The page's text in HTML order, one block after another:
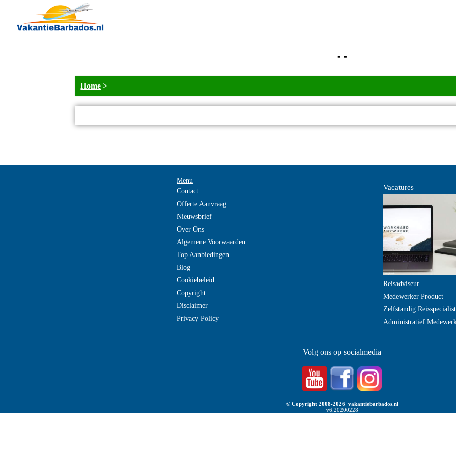
- -
Home >
Menu
Contact
Offerte Aanvraag
Nieuwsbrief
Over Ons
Algemene Voorwaarden
Top Aanbiedingen
Blog
Cookiebeleid
Copyright
Disclaimer
Privacy Policy
Vacatures
Reisadviseur
Medewerker Product
Zelfstandig Reisspecialist
Administratief
Volg ons op socialmedia
© Copyright 2008-2026 vakantiebarbados.nl
v6.20200228